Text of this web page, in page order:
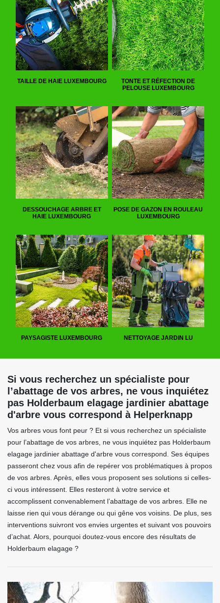
TAILLE DE HAIE LUXEMBOURG
TONTE ET RÉFECTION DE
PELOUSE LUXEMBOURG
DESSOUCHAGE ARBRE ET
HAIE LUXEMBOURG
POSE DE GAZON EN ROULEAU
LUXEMBOURG
PAYSAGISTE LUXEMBOURG NETTOYAGE JARDIN LU
Si vous recherchez un spécialiste pour
l’abattage de vos arbres, ne vous inquiétez
pas Holderbaum elagage jardinier abattage
d'arbre vous correspond à Helperknapp
Vos arbres vous font peur ? Et si vous recherchez un spécialiste
pour l’abattage de vos arbres, ne vous inquiétez pas Holderbaum
elagage jardinier abattage d'arbre vous correspond. Ses équipes
passeront chez vous afin de repérer vos problématiques à propos
de vos arbres. Après, elles vous proposent ses solutions si celles-
ci vous intéressent. Elles resteront à votre service et
accomplissent convenablement l’abattage de vos arbres. Elle ne
laisse rien qui vous dérange ou qui gêne vos voisins. De plus, ses
interventions suivront vos envies urgentes et suivant vos pouvoirs
d’achat. Alors, pourquoi doutez-vous encore des résultats de
Holderbaum elagage ?